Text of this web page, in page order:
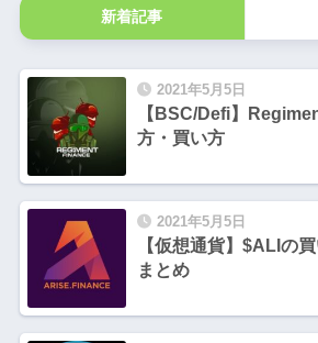
新着記事
2021年5月5日
【BSC/Defi】
方・買い方
2021年5月5日
【仮想通貨】$ALIの
まとめ